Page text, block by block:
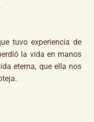
tuvo experiencia de
la vida en manos
eterna, que ella nos